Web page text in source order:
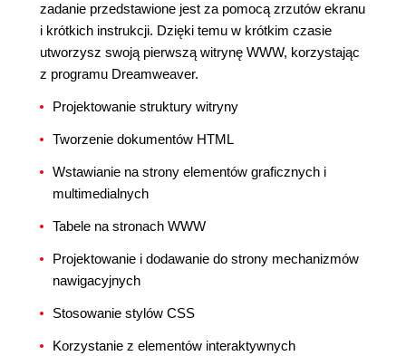
zadanie przedstawione jest za pomocą zrzutów ekranu
i krótkich instrukcji. Dzięki temu w krótkim czasie
utworzysz swoją pierwszą witrynę WWW, korzystając
z programu Dreamweaver.
Projektowanie struktury witryny
Tworzenie dokumentów HTML
Wstawianie na strony elementów graficznych i
multimedialnych
Tabele na stronach WWW
Projektowanie i dodawanie do strony mechanizmów
nawigacyjnych
Stosowanie stylów CSS
Korzystanie z elementów interaktywnych